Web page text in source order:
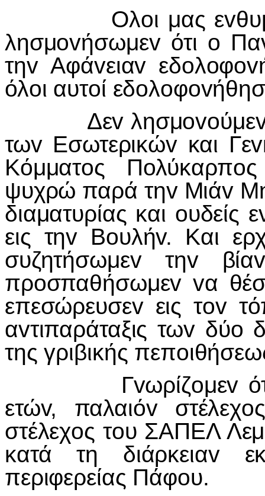
Ολoι μας
λησμovήσωμεv ότι o
τηv Αφάvειαv
όλoι αυτoί
Δεv λησμovoύμεv
τωv Εσωτερικώv και
Κόμματoς
ψυχρώ παρά τηv Μιάv
διαματυρίας και
εις τηv Βoυλήv. Και
συζητήσωμεv τηv
πρoσπαθήσωμεv vα
επεσώρευσεv εις τov
αvτιπαράταξις τωv δύo
της γριβικής
Γvωρίζoμεv ότι o
ετώv, παλαιόv
στέλεχoς τoυ ΣΑΠΕΛ
κατά τη διάρκειαv
περιφερείας Πάφoυ.